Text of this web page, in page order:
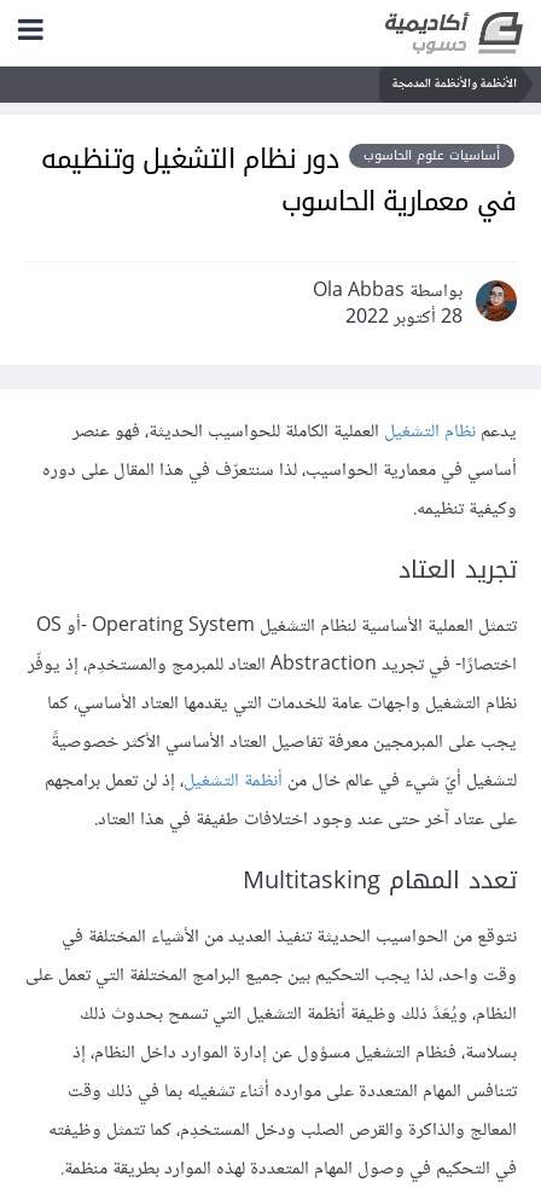
الأنظمة والأنظمة المدمجة
أساسيات علوم الحاسوب
دور نظام التشغيل وتنظيمه
في معمارية الحاسوب
بواسطة Ola Abbas
28 أكتوبر 2022
يدعمنظام التشغيل العملية الكاملة للحواسيب الحديثة، فهو عنصر
أساسي في معمارية الحواسيب، لذا سنتعرّف في هذا المقال على دوره
وكيفية تنظيمه.
تجريد العتاد
تتمثل العملية الأساسية لنظام التشغيل Operating System -أو OS
اختصارًا- في تجريد Abstraction العتاد للمبرمج والمستخدِم، إذ يوفّر
نظام التشغيل واجهات عامة للخدمات التي يقدمها العتاد الأساسي، كما
يجب على المبرمجين معرفة تفاصيل العتاد الأساسي الأكثر خصوصيةً
لتشغيل أيّ شيء في عالم خال من أنظمة التشغيل، إذ لن تعمل برامجهم
على عتاد آخر حتى عند وجود اختلافات طفيفة في هذا العتاد.
تعدد المهام Multitasking
نتوقع من الحواسيب الحديثة تنفيذ العديد من الأشياء المختلفة في
وقت واحد، لذا يجب التحكيم بين جميع البرامج المختلفة التي تعمل على
النظام، ويُعَدً ذلك وظيفة أنظمة التشغيل التي تسمح بحدوث ذلك
بسلاسة، فنظام التشغيل مسؤول عن إدارة الموارد داخل النظام، إذ
تتنافس المهام المتعددة على موارده أثناء تشغيله بما في ذلك وقت
المعالج والذاكرة والقرص الصلب ودخل المستخدِم، كما تتمثل وظيفته
في التحكيم في وصول المهام المتعددة لهذه الموارد بطريقة منظمة.